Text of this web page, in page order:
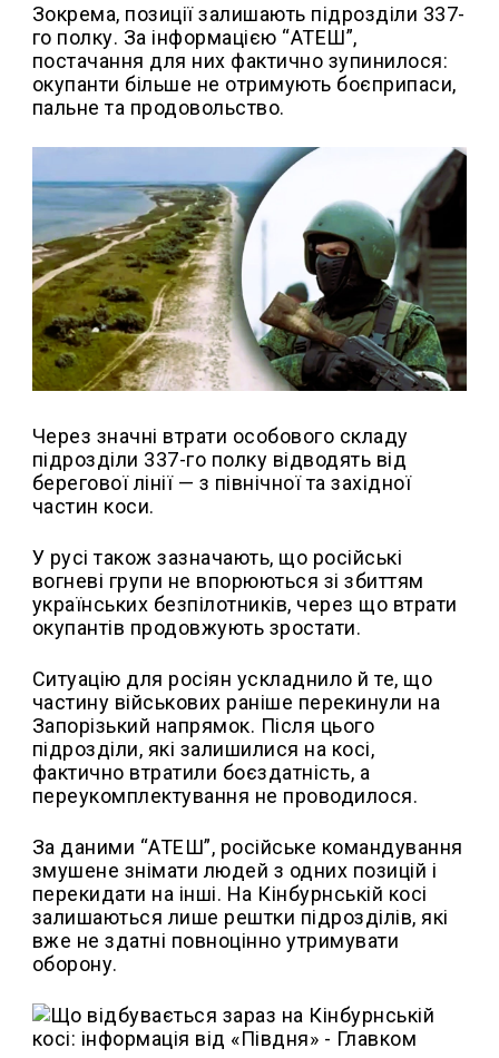
Зокрема, позиції залишають підрозділи 337-
го полку. За інформацією “АТЕШ”,
постачання для них фактично зупинилося:
окупанти більше не отримують боєприпаси,
пальне та продовольство.
Через значні втрати особового складу
підрозділи 337-го полку відводять від
берегової лінії — з північної та західної
частин коси.
У русі також зазначають, що російські
вогневі групи не впорюються зі збиттям
українських безпілотників, через що втрати
окупантів продовжують зростати.
Ситуацію для росіян ускладнило й те, що
частину військових раніше перекинули на
Запорізький напрямок. Після цього
підрозділи, які залишилися на косі,
фактично втратили боєздатність, а
переукомплектування не проводилося.
За даними “АТЕШ”, російське командування
змушене знімати людей з одних позицій і
перекидати на інші. На Кінбурнській косі
залишаються лише рештки підрозділів, які
вже не здатні повноцінно утримувати
оборону.